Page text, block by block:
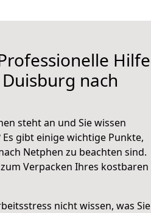
Hilfe
nach
steht an und Sie wissen
gibt einige wichtige Punkte,
Netphen zu beachten sind.
Verpacken Ihres kostbaren
nicht wissen, was Sie